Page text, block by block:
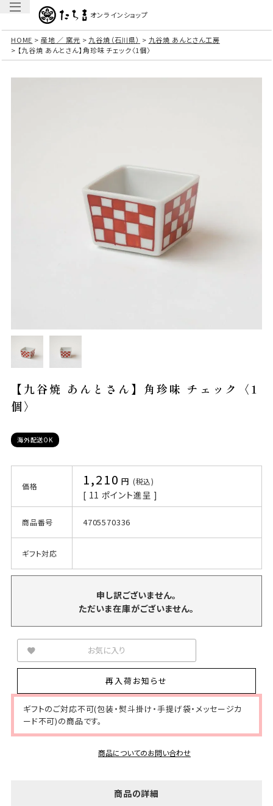
オンラインショップ
HOME 産地 ／ 窯元 九谷焼（石川県）
九谷焼 あんとさん工房
【九谷焼 あんとさん】角珍味 チェック〈1個〉
【九谷焼 あんとさん】角珍味 チェック〈1
個〉
海外配送OK
価格 1,210 税込
[ 11 ポイント進呈 ]
商品番号 4705570336
ギフト対応
申し訳ございません。
ただいま在庫がございません。
お気に入り
再入荷お知らせ
ギフトのご対応不可(包装・熨斗掛け・手提げ袋・メッセージカ
ード不可)の商品です。
商品についてのお問い合わせ
商品の詳細